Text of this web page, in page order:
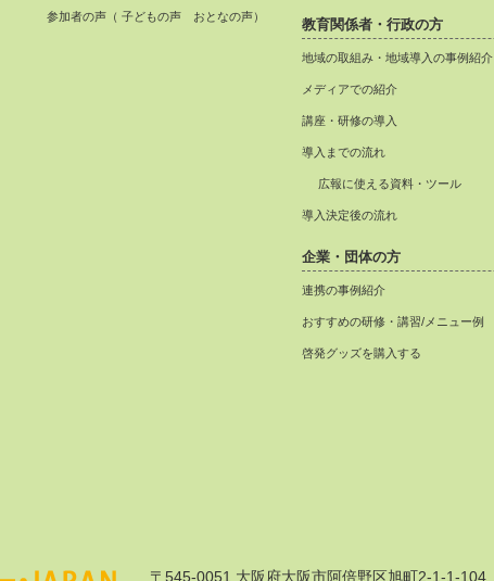
参加者の声（ 子どもの声 おとなの声） 教育関係者・行政の方
地域の取組み・地域導入の事例紹介
メディアでの紹介
講座・研修の導入
導入までの流れ
広報に使える資料・ツール
導入決定後の流れ
企業・団体の方
連携の事例紹介
おすすめの研修・講習/メニュー例
啓発グッズを購入する
〒545-0051 大阪府大阪市阿倍野区旭町2-1-1-104